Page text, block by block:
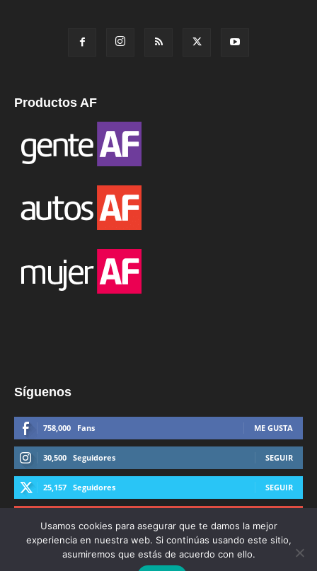
Productos AF
Síguenos
758,000 Fans ME GUSTA
30,500 Seguidores SEGUIR
25,157 Seguidores SEGUIR
Usamos cookies para asegurar que te damos la mejor
experiencia en nuestra web. Si continúas usando este sitio,
asumiremos que estás de acuerdo con ello.